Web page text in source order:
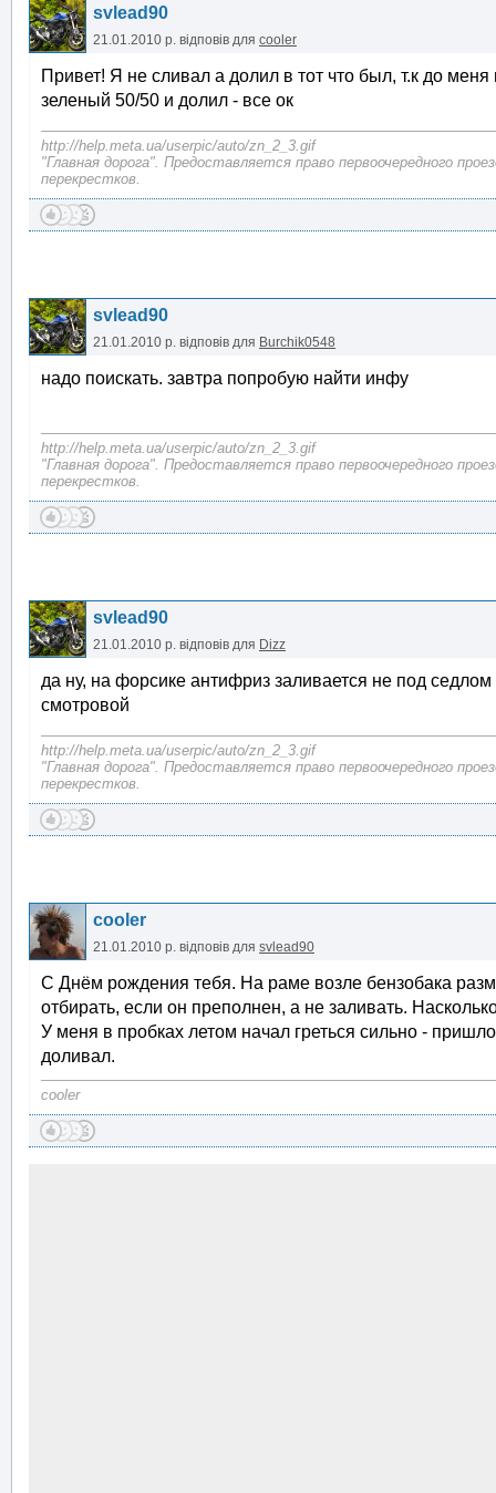
svlead90
21.01.2010 р. відповів для cooler
Привет! Я не сливал а долил в тот что был, т.к до
зеленый 50/50 и долил - все ок
http://help.meta.ua/userpic/auto/zn_2_3.gif
"Главная дорога". Предоставляется право первоочередного
перекрестков.
svlead90
21.01.2010 р. відповів для Burchik0548
надо поискать. завтра попробую найти инфу
http://help.meta.ua/userpic/auto/zn_2_3.gif
"Главная дорога". Предоставляется право первоочередного
перекрестков.
svlead90
21.01.2010 р. відповів для Dizz
да ну, на форсике антифриз заливается не под
смотровой
http://help.meta.ua/userpic/auto/zn_2_3.gif
"Главная дорога". Предоставляется право первоочередного
перекрестков.
cooler
21.01.2010 р. відповів для svlead90
С Днём рождения тебя. На раме возле бензобака
отбирать, если он преполнен, а не заливать.
У меня в пробках летом начал греться сильно -
доливал.
cooler